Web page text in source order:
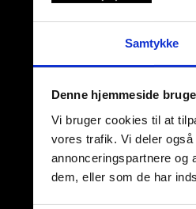
Samtykke
Denne hjemmeside
Vi bruger cookies til at
vores trafik. Vi deler
annonceringspartnere og
dem, eller som de har